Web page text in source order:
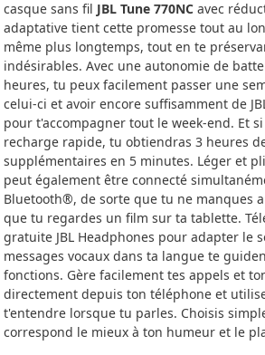
casque sans fil JBL Tune 770NC avec
adaptative tient cette promesse tout au
même plus longtemps, tout en te
indésirables. Avec une autonomie de
heures, tu peux facilement passer une
celui-ci et avoir encore suffisamment de
pour t'accompagner tout le week-end. Et
recharge rapide, tu obtiendras 3 heures
supplémentaires en 5 minutes. Léger et
peut également être connecté
Bluetooth®, de sorte que tu ne manques
que tu regardes un film sur ta tablette.
gratuite JBL Headphones pour adapter le
messages vocaux dans ta langue te
fonctions. Gère facilement tes appels et
directement depuis ton téléphone et
t'entendre lorsque tu parles. Choisis
correspond le mieux à ton humeur et le